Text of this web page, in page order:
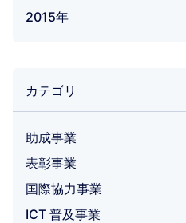
2015年
カテゴリ
助成事業
表彰事業
国際協力事業
ICT 普及事業